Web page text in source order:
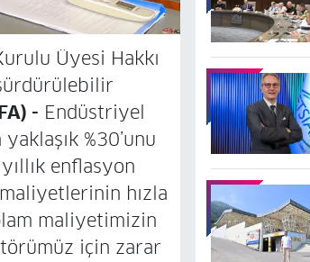
Üyesi Hakkı
- Endüstriyel
%30’unu
enflasyon
hızla
maliyetimizin
için zarar